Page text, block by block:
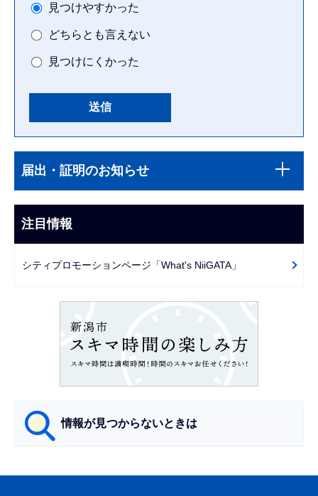
見つけやすかった
どちらとも言えない
見つけにくかった
文
こ
ま
で
ブ
ビ
ー
届出・証明のお知らせ
注目情報
シティプロモーションページ「What's NiiGATA」
情報が見つからないときは